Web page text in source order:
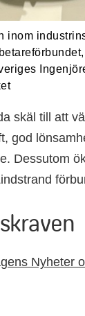
inom
skäl till att
god
Dessutom
Nyheter